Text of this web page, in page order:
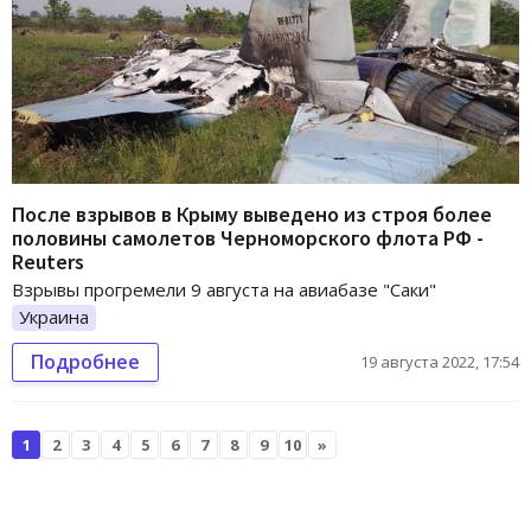
После взрывов в Крыму выведено из строя более
половины самолетов Черноморского флота РФ -
Reuters
Взрывы прогремели 9 августа на авиабазе "Саки"
Украина
Подробнее 19 августа 2022, 17:54
1 2 3 4 5 6 7 8 9 10 »